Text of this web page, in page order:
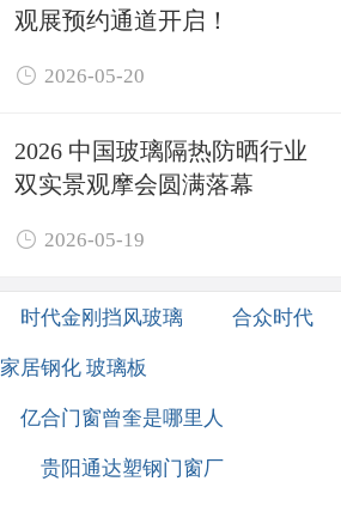
观展预约通道开启！
 2026-05-20
2026 中国玻璃隔热防晒行业
双实景观摩会圆满落幕
 2026-05-19
时代金刚挡风玻璃 合众时代
家居钢化 玻璃板
亿合门窗曾奎是哪里人
贵阳通达塑钢门窗厂